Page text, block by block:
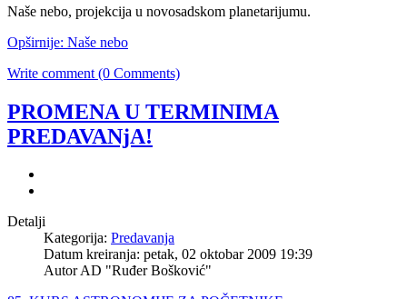
Naše nebo, projekcija u novosadskom planetarijumu.
Opširnije: Naše nebo
Write comment (0 Comments)
PROMENA U TERMINIMA
PREDAVANjA!
Detalji
Kategorija: Predavanja
Datum kreiranja: petak, 02 oktobar 2009 19:39
Autor AD "Ruđer Bošković"